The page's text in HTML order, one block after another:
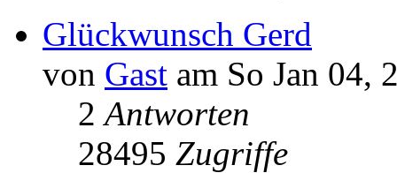
Glückwunsch Gerd
von Gast am So Jan 04,
2Antworten
28495 Zugriffe